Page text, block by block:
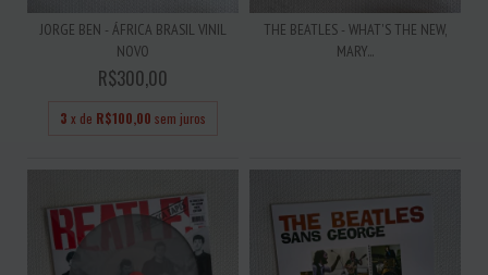
JORGE BEN - ÁFRICA BRASIL VINIL
NOVO
R$300,00
3 x de R$100,00 sem juros
THE BEATLES - WHAT'S THE NEW,
MARY...